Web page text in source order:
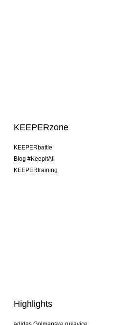
KEEPERzone
KEEPERbattle
Blog #KeepItAll
KEEPERtraining
Highlights